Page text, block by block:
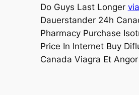
Do Guys Last Longer
Dauerstander 24h
Pharmacy Purchase
Price In Internet Buy
Canada Viagra Et Angor